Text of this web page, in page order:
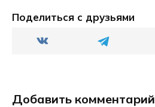
Поделиться с друзьями
Добавить комментарий